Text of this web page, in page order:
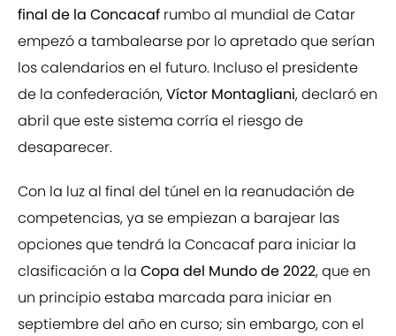
final de la Concacaf rumbo al mundial de Catar
empezó a tambalearse por lo apretado que serían
los calendarios en el futuro. Incluso el presidente
de la confederación,Víctor Montagliani, declaró en
abril que este sistema corría el riesgo de
desaparecer.
Con la luz al final del túnel en la reanudación de
competencias, ya se empiezan a barajear las
opciones que tendrá la Concacaf para iniciar la
clasificación a la Copa del Mundo de 2022, que en
un principio estaba marcada para iniciar en
septiembre del año en curso; sin embargo, con el